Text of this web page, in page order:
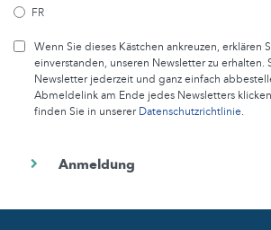
FR
Wenn Sie dieses Kästchen ankreuzen, erklären
einverstanden, unseren Newsletter zu erhalten.
Newsletter jederzeit und ganz einfach
Abmeldelink am Ende jedes Newsletters
finden Sie in unsererDatenschutzrichtlinie.